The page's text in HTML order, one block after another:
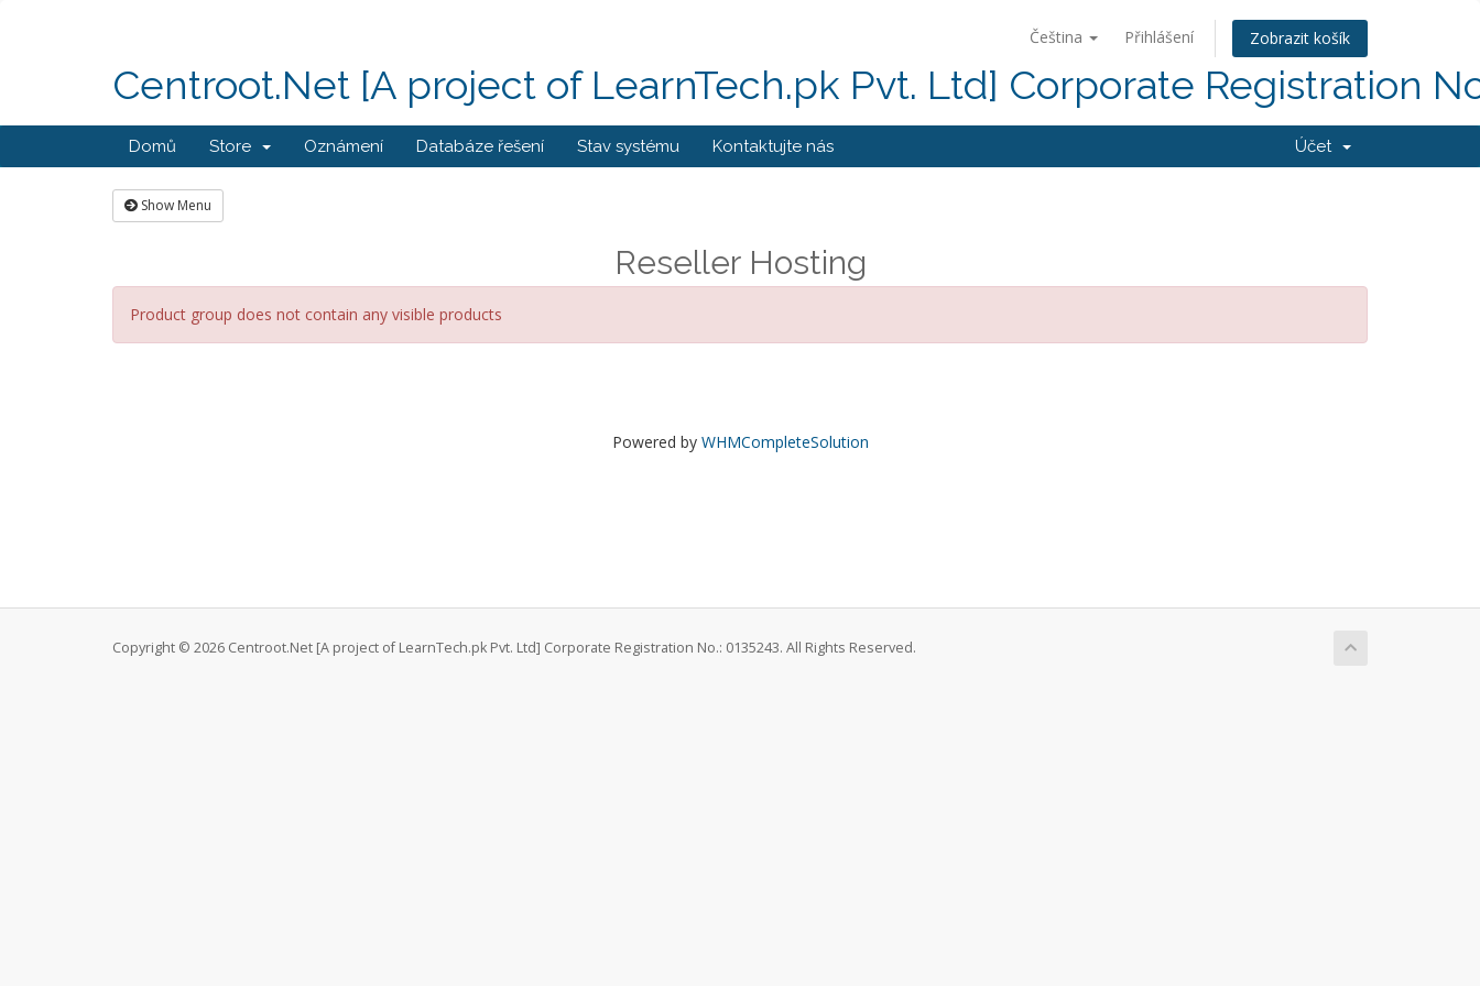
Čeština Přihlášení Zobrazit košík
Centroot.Net [A project of LearnTech.pk Pvt. Ltd] Corporate Registration
Domů Store Oznámení Databáze řešení Stav systému Kontaktujte nás Účet
Show Menu
Reseller Hosting
Product group does not contain any visible products
Powered by WHMCompleteSolution
Copyright © 2026 Centroot.Net [A project of LearnTech.pk Pvt. Ltd] Corporate Registration No.: 0135243. All Rights Reserved.